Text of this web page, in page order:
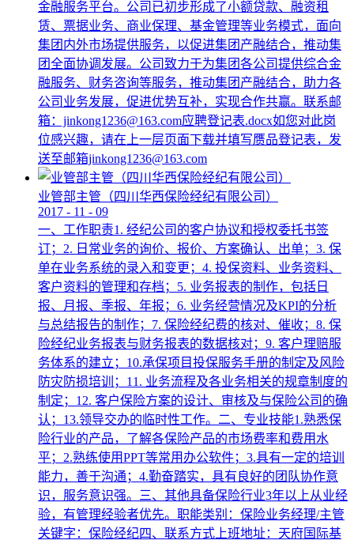
金融服务平台。公司已初步形成了小额贷款、融资租
赁、票据业务、商业保理、基金管理等业务模式，面向
集团内外市场提供服务，以促进集团产融结合，推动集
团全面协调发展。公司致力于为集团各公司提供综合金
融服务、财务咨询等服务，推动集团产融结合，助力各
公司业务发展，促进优势互补，实现合作共赢。联系邮
箱：jinkong1236@163.com应聘登记表.docx如您对此岗
位感兴趣，请在上一层页面下载并填写赝品登记表，发
送至邮箱jinkong1236@163.com
业管部主管（四川华西保险经纪有限公司）
2017 - 11 - 09
一、工作职责1. 经纪公司的客户协议和授权委托书签
订；2. 日常业务的询价、报价、方案确认、出单；3. 保
单在业务系统的录入和变更；4. 投保资料、业务资料、
客户资料的管理和存档；5. 业务报表的制作，包括日
报、月报、季报、年报；6. 业务经营情况及KPI的分析
与总结报告的制作；7. 保险经纪费的核对、催收；8. 保
险经纪业务报表与财务报表的数据核对；9. 客户理赔服
务体系的建立；10.承保项目投保服务手册的制定及风险
防灾防损培训；11. 业务流程及各业务相关的规章制度的
制定；12. 客户保险方案的设计、审核及与保险公司的确
认；13.领导交办的临时性工作。二、专业技能1.熟悉保
险行业的产品，了解各保险产品的市场费率和费用水
平；2.熟练使用PPT等常用办公软件；3.具有一定的培训
能力，善于沟通；4.勤奋踏实，具有良好的团队协作意
识，服务意识强。三、其他具备保险行业3年以上从业经
验，有管理经验者优先。职能类别：保险业务经理/主管
关键字：保险经纪四、联系方式上班地址：天府国际基